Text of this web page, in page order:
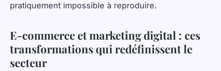
pratiquement impossible à reproduire.
E-commerce et marketing digital : ces
transformations qui redéfinissent le
secteur